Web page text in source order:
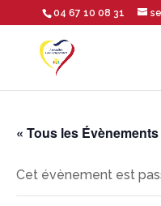
Ouvrir la barre d’outils
04 67 10 08 31
« Tous les Évènements
Cet évènement est